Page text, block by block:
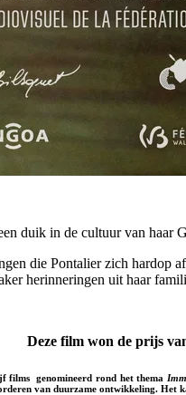
duik in de cultuur van haar
die Pontalier zich hardop
herinneringen uit haar
Deze film won de prijs
films genomineerd rond het thema
van duurzame ontwikkeling.